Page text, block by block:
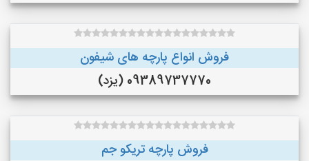
فروش انواع پارچه های شیفون
09389737770 (یزد)
فروش پارچه تریکو جم